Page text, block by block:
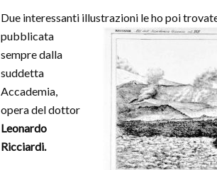
Due interessanti illustrazioni le ho poi
pubblicata
sempre dalla
suddetta
Accademia,
opera del dottor
Leonardo
Ricciardi.